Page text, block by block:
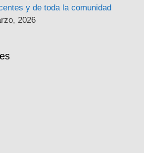
y de toda la comunidad
2026